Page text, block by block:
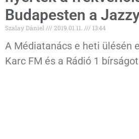
Budapesten a
Szalay Dániel 2019.01.11. 13:44
A Médiatanács e heti ülésén
Karc FM és a Rádió 1